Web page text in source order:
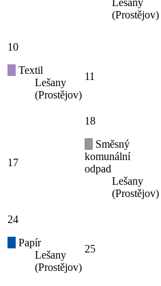
(Prostějov)
10
Textil
Lešany
(Prostějov)
11
17
18
Směsný
komunální
odpad
Lešany
(Prostějov)
24
Papír
Lešany
(Prostějov)
25